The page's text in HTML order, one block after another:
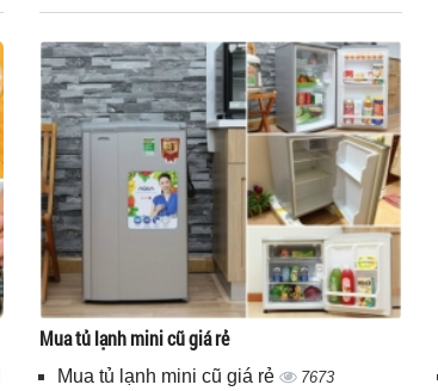
Mua tủ lạnh mini cũ giá rẻ
Mua tủ lạnh mini cũ giá rẻ 7673